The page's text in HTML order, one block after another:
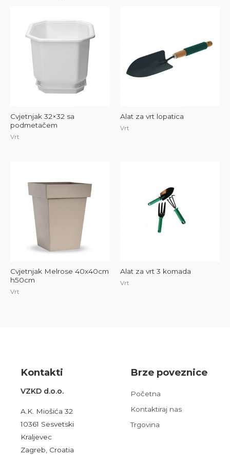
Cvjetnjak 32×32 sa
podmetačem
Vrt
Alat za vrt lopatica
Vrt
Cvjetnjak Melrose 40x40cm
h50cm
Vrt
Alat za vrt 3 komada
Vrt
Kontakti
VZKD d.o.o.
A.K. Miošića 32
10361 Sesvetski
Kraljevec
Zagreb, Croatia
Brze poveznice
Početna
Kontaktiraj nas
Trgovina